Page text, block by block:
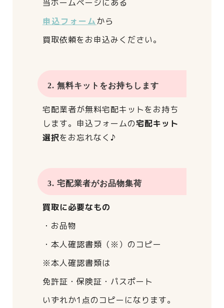
当ホームページにある
申込フォームから
買取依頼をお申込みください。
2. 無料キットをお持ちします
宅配業者が無料宅配キットをお持ち
します。 申込フォームの宅配キット
選択をお忘れなく♪
3. 宅配業者がお品物集荷
買取に必要なもの
・お品物
・本人確認書類（※）のコピー
※本人確認書類は
免許証・保険証・パスポート
いずれか1点のコピーになります。